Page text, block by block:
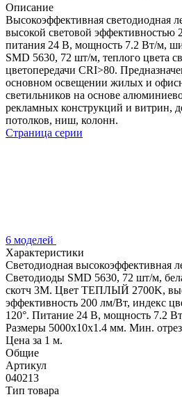
Описание
Высокоэффективная светодиодная
высокой световой
питания 24 В, мощность 7.2 Вт/м,
SMD 5630, 72 шт/м, теплого цвета
цветопередачи CRI>80.
основном освещении жилых и
светильников на основе
рекламных конструкций и витрин,
потолков, ниш, колонн.
Страница серии
6 моделей
Характеристики
Светодиодная высокоэффективная
Светодиоды SMD 5630, 72 шт/м,
скотч 3M. Цвет ТЕПЛЫЙ 2700K,
эффективность 200 лм/Вт, индекс
120°. Питание 24 В, мощность 7.2
Размеры 5000x10x1.4 мм. Мин.
Цена за 1 м.
Общие
Артикул
040213
Тип товара